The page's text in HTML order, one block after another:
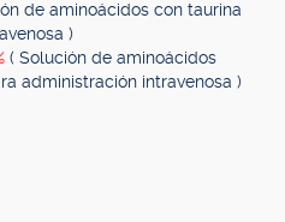
de aminoácidos con taurina
)
( Solución de aminoácidos
administración intravenosa )